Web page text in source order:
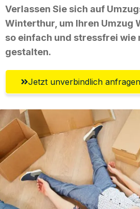
Verlassen Sie sich auf
Winterthur, um Ihren Umzug
so einfach und stressfrei wie
gestalten.
Jetzt unverbindlich anfragen